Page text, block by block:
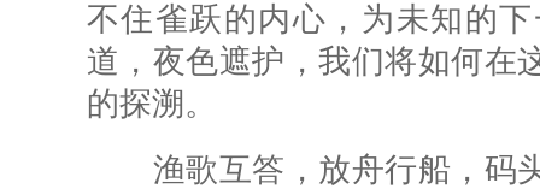
不住雀跃的内心，为未知的
道，夜色遮护，我们将如何在
的探溯。
渔歌互答，放舟行船，码